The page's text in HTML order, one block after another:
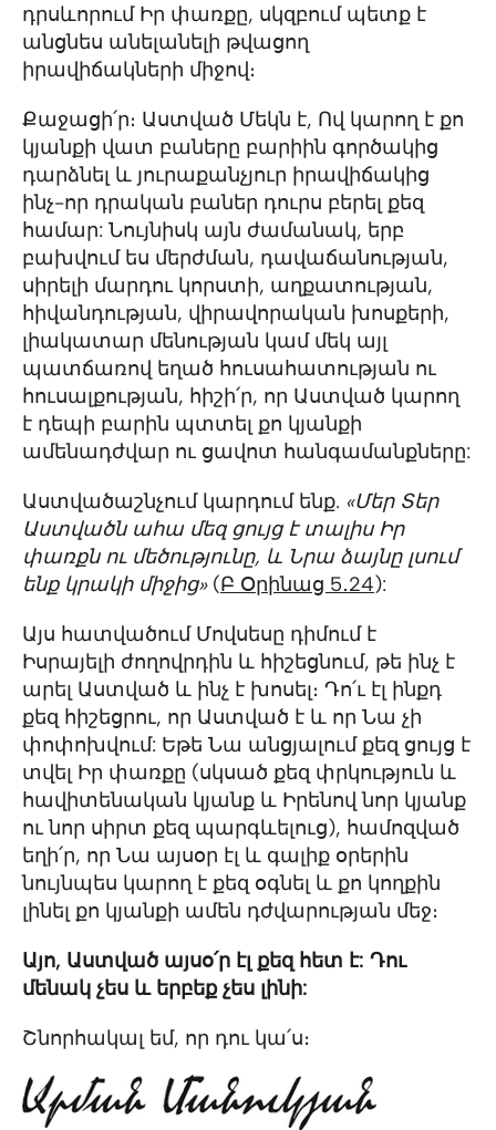
դրսևորում Իր փառքը, սկզբում պետք է
անցնես անելանելի թվացող
իրավիճակների միջով։
Քաջացի՛ր։ Աստված Մեկն է, Ով կարող է քո
կյանքի վատ բաները բարիին գործակից
դարձնել և յուրաքանչյուր իրավիճակից
ինչ-որ դրական բաներ դուրս բերել քեզ
համար: Նույնիսկ այն ժամանակ, երբ
բախվում ես մերժման, դավաճանության,
սիրելի մարդու կորստի, աղքատության,
հիվանդության, վիրավորական խոսքերի,
լիակատար մենության կամ մեկ այլ
պատճառով եղած հուսահատության ու
հուսալքության, հիշի՛ր, որ Աստված կարող
է դեպի բարին պտտել քո կյանքի
ամենադժվար ու ցավոտ հանգամանքները:
Աստվածաշնչում կարդում ենք. «Մեր Տեր
Աստվածն ահա մեզ ցույց է տալիս Իր
փառքն ու մեծությունը, և Նրա ձայնը լսում
ենք կրակի միջից»(Բ Օրինաց 5․24):
Այս հատվածում Մովսեսը դիմում է
Իսրայելի ժողովրդին և հիշեցնում, թե ինչ է
արել Աստված և ինչ է խոսել։ Դո՛ւ էլ ինքդ
քեզ հիշեցրու, որ Աստված է և որ Նա չի
փոփոխվում: Եթե Նա անցյալում քեզ ցույց է
տվել Իր փառքը (սկսած քեզ փրկություն և
հավիտենական կյանք և Իրենով նոր կյանք
ու նոր սիրտ քեզ պարգևելուց), համոզված
եղի՛ր, որ Նա այսօր էլ և գալիք օրերին
նույնպես կարող է քեզ օգնել և քո կողքին
լինել քո կյանքի ամեն դժվարության մեջ։
Այո, Աստված այսօ՛ր էլ քեզ հետ է: Դու
մենակ չես և երբեք չես լինի:
Շնորհակալ եմ, որ դու կա՛ս։